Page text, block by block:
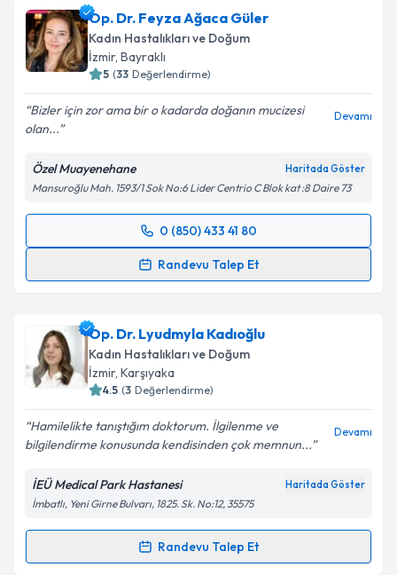
takvim hazırlandığında e-posta ile bilgilendireceğiz.
E-posta Adresiniz
kapsamda işlenmesini kabul ediyorum.
Takvim Talebini Gönder
Op. Dr. Feyza Ağaca Güler
Kadın Hastalıkları ve Doğum
İzmir, Bayraklı
5 (33 Değerlendirme)
Bizler için zor ama bir o kadarda doğanın mucizesi
olan...
Devamı
Özel Muayenehane Haritada Göster
Mansuroğlu Mah. 1593/1 Sok No:6 Lider Centrio C Blok kat :8 Daire 73
0 (850) 433 41 80
Randevu Talep Et
Randevu Takvimi Talebi
için bir takvim hazırlandığında e-posta ile
bilgilendireceğiz.
E-posta Adresiniz
Metni 'ni okudum ve kişisel verilerimin belirtilen
kapsamda işlenmesini kabul ediyorum.
Takvim Talebini Gönder
Op. Dr. Lyudmyla Kadıoğlu
Kadın Hastalıkları ve Doğum
İzmir, Karşıyaka
4.5 (3 Değerlendirme)
Hamilelikte tanıştığım doktorum‍️. İlgilenme ve
bilgilendirme konusunda kendisinden çok memnun...
Devamı
İEÜ Medical Park Hastanesi Haritada Göster
İmbatlı, Yeni Girne Bulvarı, 1825. Sk. No:12, 35575
Randevu Talep Et
Randevu Takvimi Talebi